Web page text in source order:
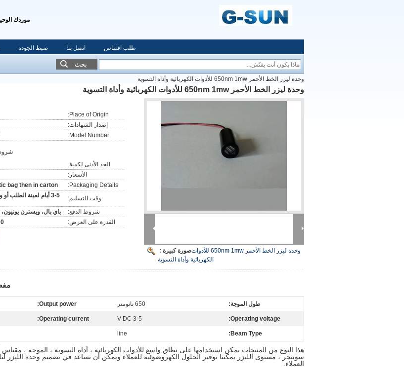
موردك
ضبط الجودة اتصل بنا طلب اقتباس
بحث
وحدة ليزر الخط الأحمر 650nm 1mw للأدوات الكهربائية وأداة التسوية
وحدة ليزر الخط الأحمر 650nm 1mw للأدوات الكهربائية وأداة التسوية
صورة كبيرة :وحدة ليزر الخط الأحمر 650nm 1mw للأدوات
الكهربائية وأداة التسوية
Place of Origin:
إصدار الشهادات:
Model Number:
الحد الأدنى لكمية:
الأسعار:
Packaging Details:
bag then in carton
وقت التسليم:
3-5 أيام لعينة الطلب
شروط الدفع:
باي بال، ويسترن
القدرة على العرض:
طول الموجة: 650 نانومتر Output power:
Operating voltage:
3-5 V DC
Operating current:
Beam Type:
line
هذا النوع من المنتجات يمكن استخدامها على نطاق واسع للأدوات الكهربائية ، أداة التسوية ، الموجه ، مقياس
سوينجر ، مستوى الليزر.يمكننا توفير الحلول الكهروضوئية للعملاء ويمكن أن تساعد في تصميم وحدة الليزر
العملاء.